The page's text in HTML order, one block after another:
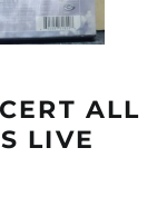
ALL
LIVE